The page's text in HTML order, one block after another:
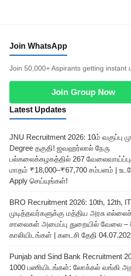
Join WhatsApp
Join 50,000+ Aspirants getting instant
Join Group Now
Latest Updates
JNU Recruitment 2026: 10ம் வகுப்பு
Degree தகுதி! ஜவஹர்லால் நேரு
பல்கலைக்கழகத்தில் 267
மாதம் ₹18,000–₹67,700 சம்பளம் |
Apply செய்யுங்கள்!
BRO Recruitment 2026: 10th, 12th,
முடித்தவர்களுக்கு மத்திய அரசு
சாலைகள் அமைப்பு துறையில் வேலை –
காலியிடங்கள் | கடைசி தேதி
Punjab and Sind Bank Recruitment
1000 பணியிடங்கள்: லோக்கல் வங்கி